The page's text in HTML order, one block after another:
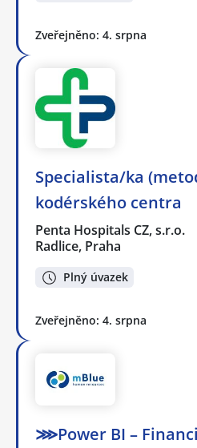
Zveřejněno: 4. srpna
Specialista/ka
kodérského centra
Penta Hospitals CZ, s.r.o.
Radlice, Praha
Plný úvazek
Zveřejněno: 4. srpna
⋙Power BI –